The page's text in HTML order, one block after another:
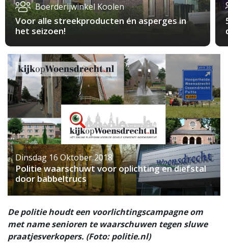
Boerderijwinkel Koolen
Voor alle streekproducten én asperges in
het seizoen!
Dinsdag 16 Oktober 2018
Politie waarschuwt voor oplichting en diefstal
door babbeltrucs
De politie houdt een voorlichtingscampagne om
met name senioren te waarschuwen tegen sluwe
praatjesverkopers. (Foto: politie.nl)